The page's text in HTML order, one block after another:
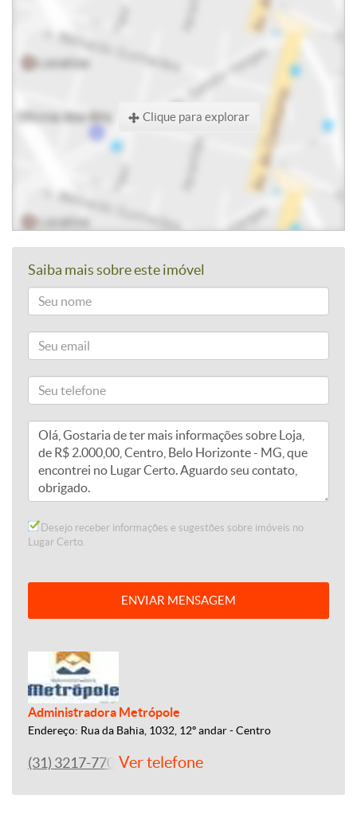
Clique para explorar
Saiba mais sobre este imóvel
Desejo receber informações e sugestões sobre imóveis no
Lugar Certo.
ENVIAR MENSAGEM
Administradora Metrópole
Endereço: Rua da Bahia, 1032, 12º andar - Centro
(31) 3217-7700Ver telefone